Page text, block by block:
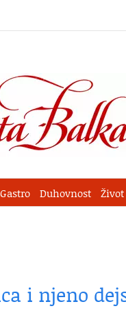
Gastro Duhovnost Život
i njeno